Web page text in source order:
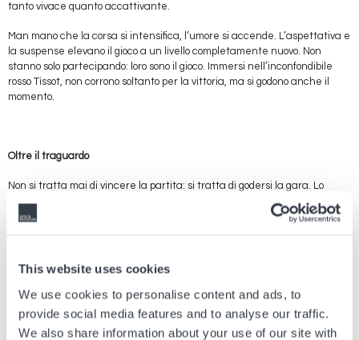
This website uses cookies
We use cookies to personalise content and ads, to
provide social media features and to analyse our traffic.
We also share information about your use of our site with
tanto vivace quanto accattivante.
Man mano che la corsa si intensifica, l’umore si accende. L’aspettativa e
la suspense elevano il gioco a un livello completamente nuovo. Non
stanno solo partecipando: loro sono il gioco. Immersi nell’inconfondibile
rosso Tissot, non corrono soltanto per la vittoria, ma si godono anche il
momento.
Oltre il traguardo
Non si tratta mai di vincere la partita: si tratta di godersi la gara. Lo
spirito dei nostri protagonisti si illumina tanto quanto il PRX Digital al loro
polso. La serata potrebbe volgere al termine, ma lo spirito del PRX Digital
offusca i confini tra il mondo digitale e la realtà e prepara il terreno per il
Tissot PRX Digital nel mondo moderno. Non sei più solo un giocatore: tu
sei il punto di svolta!